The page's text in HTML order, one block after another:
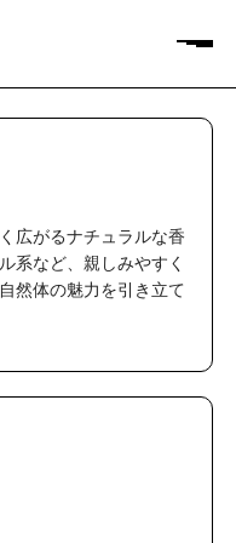
広がるナチュラルな香
系など、親しみやすく
然体の魅力を引き立て